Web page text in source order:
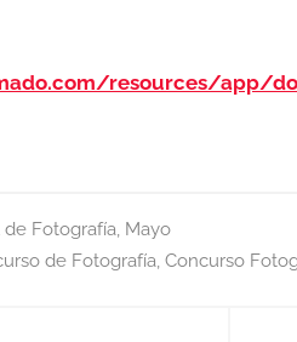
resources/app/
Fotografía Mayo
de Fotografía Concurso